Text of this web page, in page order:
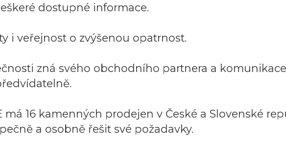
dostupné informace.
i veřejnost o zvýšenou opatrnost.
zná svého obchodního partnera a
má 16 kamenných prodejen v České a Slovenské
a osobně řešit své požadavky.